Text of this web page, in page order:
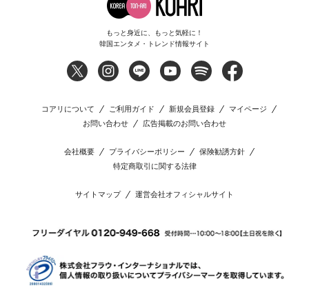
もっと身近に、もっと気軽に！
韓国エンタメ・トレンド情報サイト
コアリについて ご利用ガイド 新規会員登録
マイページ
お問い合わせ
広告掲載のお問い合わせ
会社概要 プライバシーポリシー
保険勧誘方針
特定商取引に関する法律
サイトマップ 運営会社オフィシャルサイト